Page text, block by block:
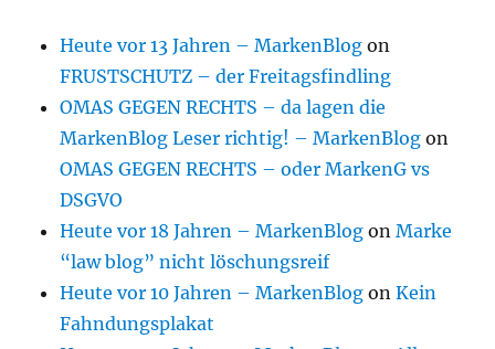
Heute vor 13 Jahren – MarkenBlog on
FRUSTSCHUTZ – der Freitagsfindling
OMAS GEGEN RECHTS – da lagen die
MarkenBlog Leser richtig! – MarkenBlog on
OMAS GEGEN RECHTS – oder MarkenG vs
DSGVO
Heute vor 18 Jahren – MarkenBlog onMarke
“law blog” nicht löschungsreif
Heute vor 10 Jahren – MarkenBlog onKein
Fahndungsplakat